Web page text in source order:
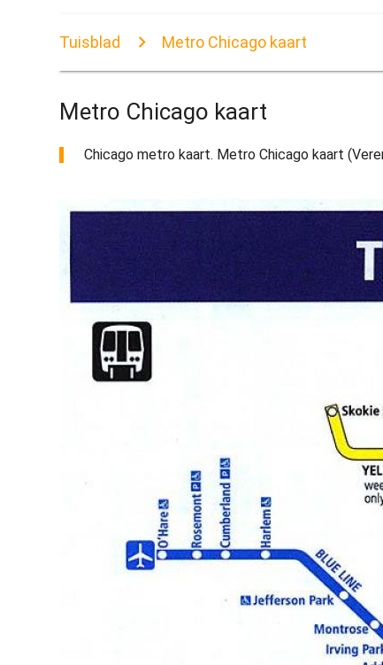
Tuisblad Metro Chicago kaart
Metro Chicago kaart
Chicago metro kaart. Metro Chicago kaart